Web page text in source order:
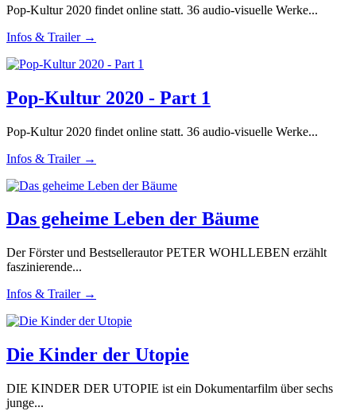
Pop-Kultur 2020 findet online statt. 36 audio-visuelle Werke...
Infos & Trailer →
Pop-Kultur 2020 - Part 1
Pop-Kultur 2020 findet online statt. 36 audio-visuelle Werke...
Infos & Trailer →
Das geheime Leben der Bäume
Der Förster und Bestsellerautor PETER WOHLLEBEN erzählt
faszinierende...
Infos & Trailer →
Die Kinder der Utopie
DIE KINDER DER UTOPIE ist ein Dokumentarfilm über sechs
junge...